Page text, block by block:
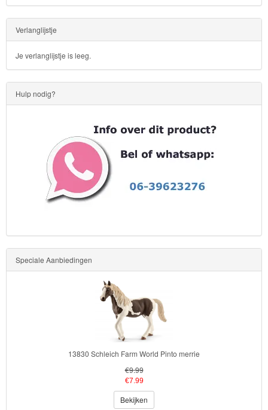
Sofia
het
prinsesje
Barbie
Bob
bouwer
SpongeBob
Skylanders
Superman
Verlanglijstje
Je verlanglijstje is leeg.
Hulp nodig?
Speciale Aanbiedingen
Schleich Farm World Pinto merrie